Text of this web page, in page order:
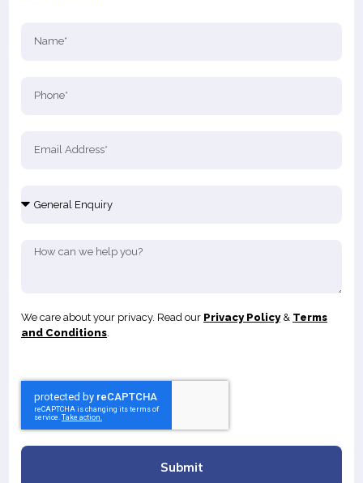
We care about your privacy. Read our Privacy Policy& Terms
and Conditions
Submit